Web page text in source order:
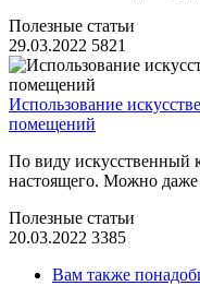
Полезные статьи
29.03.2022 5821
Использование
помещений
По виду искусственный
настоящего. Можно даже
Полезные статьи
20.03.2022 3385
Вам также